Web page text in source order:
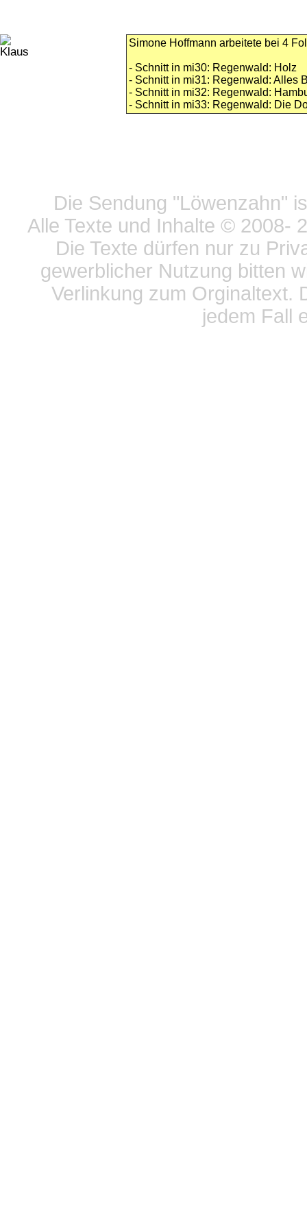
Simone Hoffmann arbeitete bei 4
- Schnitt in mi30: Regenwald: Holz
- Schnitt in mi31: Regenwald: Alles
- Schnitt in mi32: Regenwald:
- Schnitt in mi33: Regenwald: Die
Die Sendung "Löwenzahn"
Alle Texte und Inhalte © 2008-
Die Texte dürfen nur zu
gewerblicher Nutzung bitten
Verlinkung zum Orginaltext.
jedem Fall